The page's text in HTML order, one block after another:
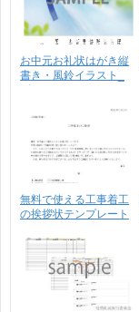
お中元お礼状はがき縦
書き・風鈴イラスト_
無料で使える工事着工
の挨拶状テンプレート